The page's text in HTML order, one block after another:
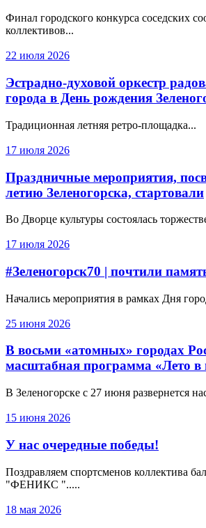
Финал городского конкурса соседских
коллективов...
22 июля 2026
Эстрадно-духовой оркестр
города в День рождения
Традиционная летняя ретро-площадка...
17 июля 2026
Праздничные мероприятия,
летию Зеленогорска, стартовали
Во Дворце культуры состоялась
17 июля 2026
#Зеленогорск70 | почтили
Начались мероприятия в рамках Дня
25 июня 2026
В восьми «атомных» городах
масштабная программа «Лето в
В Зеленогорске с 27 июня развернется
15 июня 2026
У нас очередные победы!
Поздравляем спортсменов коллектива
"ФЕНИКС ".....
18 мая 2026